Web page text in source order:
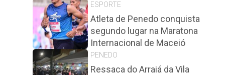
ESPORTE
Atleta de Penedo conquista
segundo lugar na Maratona
Internacional de Maceió
PENEDO
Ressaca do Arraiá da Vila